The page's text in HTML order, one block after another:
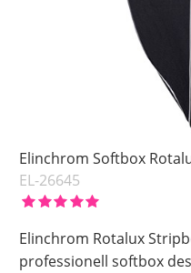
Elinchrom Softbox
EL-26645
Elinchrom Rotalux
professionell softbox